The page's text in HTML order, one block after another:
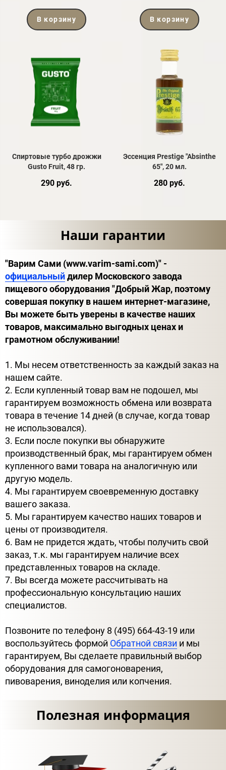
В корзину В корзину
Спиртовые турбо дрожжи
Gusto Fruit, 48 гр.
290 руб.
Эссенция Prestige "Absinthe
65", 20 мл.
280 руб.
Наши гарантии
"Варим Сами (www.varim-sami.com)" -
официальныйдилер Московского завода
пищевого оборудования "Добрый Жар, поэтому
совершая покупку в нашем интернет-магазине,
Вы можете быть уверены в качестве наших
товаров, максимально выгодных ценах и
грамотном обслуживании!
1. Мы несем ответственность за каждый заказ на
нашем сайте.
2. Если купленный товар вам не подошел, мы
гарантируем возможность обмена или возврата
товара в течение 14 дней (в случае, когда товар
не использовался).
3. Если после покупки вы обнаружите
производственный брак, мы гарантируем обмен
купленного вами товара на аналогичную или
другую модель.
4. Мы гарантируем своевременную доставку
вашего заказа.
5. Мы гарантируем качество наших товаров и
цены от производителя.
6. Вам не придется ждать, чтобы получить свой
заказ, т.к. мы гарантируем наличие всех
представленных товаров на складе.
7. Вы всегда можете рассчитывать на
профессиональную консультацию наших
специалистов.
Позвоните по телефону 8 (495) 664-43-19 или
воспользуйтесь формой Обратной связи и мы
гарантируем, Вы сделаете правильный выбор
оборудования для самогоноварения,
пивоварения, виноделия или копчения.
Полезная информация